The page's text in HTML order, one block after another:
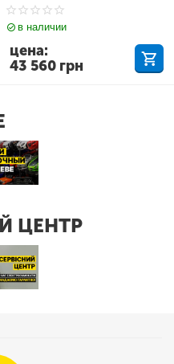
в наличии
43 560 грн
цена:
ЦЕНТР